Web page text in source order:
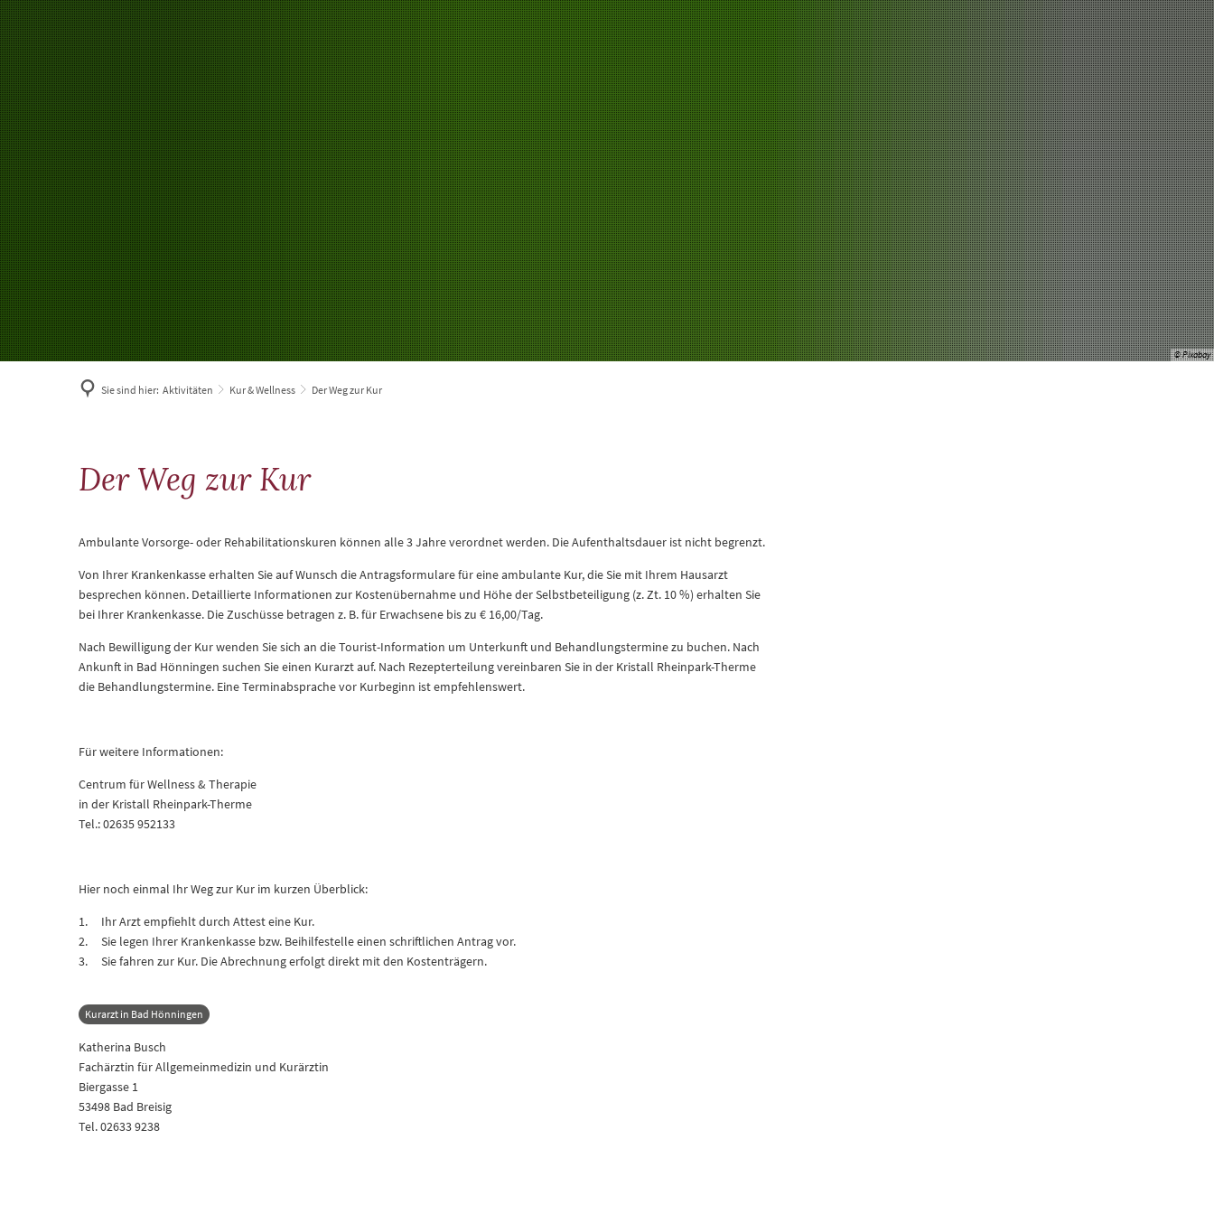
Sehenswertes Übernachten Aktivitäten Wein & Genuss
© Pixabay
Sie sind hier: Aktivitäten Kur & Wellness Der Weg zur Kur
Der Weg zur Kur
Ambulante Vorsorge- oder Rehabilitationskuren können alle 3 Jahre verordnet werden. Die Aufenthaltsdauer ist nicht begrenzt.
Von Ihrer Krankenkasse erhalten Sie auf Wunsch die Antragsformulare für eine ambulante Kur, die Sie mit Ihrem Hausarzt
besprechen können. Detaillierte Informationen zur Kostenübernahme und Höhe der Selbstbeteiligung (z. Zt. 10 %) erhalten Sie
bei Ihrer Krankenkasse. Die Zuschüsse betragen z. B. für Erwachsene bis zu € 16,00/Tag.
Nach Bewilligung der Kur wenden Sie sich an die Tourist-Information um Unterkunft und Behandlungstermine zu buchen. Nach
Ankunft in Bad Hönningen suchen Sie einen Kurarzt auf. Nach Rezepterteilung vereinbaren Sie in der Kristall Rheinpark-Therme
die Behandlungstermine. Eine Terminabsprache vor Kurbeginn ist empfehlenswert.
Für weitere Informationen:
Centrum für Wellness & Therapie
in der Kristall Rheinpark-Therme
Tel.: 02635 952133
Hier noch einmal Ihr Weg zur Kur im kurzen Überblick:
Ihr Arzt empfiehlt durch Attest eine Kur.
Sie legen Ihrer Krankenkasse bzw. Beihilfestelle einen schriftlichen Antrag vor.
Sie fahren zur Kur. Die Abrechnung erfolgt direkt mit den Kostenträgern.
Kurarzt in Bad Hönningen
Katherina Busch
Fachärztin für Allgemeinmedizin und Kurärztin
Biergasse 1
53498 Bad Breisig
Tel. 02633 9238